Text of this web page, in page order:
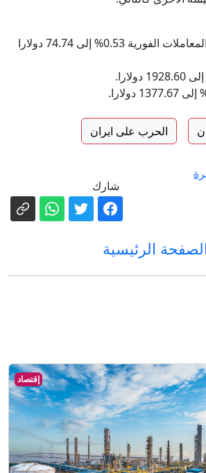
* تراجعت الفضة في المعاملات الفورية 0.53% إلى 74.74 دولارا
الحرب على ايران
شارك
الصفحة الرئيسية
إقتصاد